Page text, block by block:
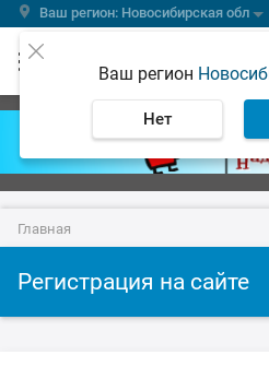
Ваш регион: Новосибирская обл
Ваш регион
Нет
Главная
Регистрация на сайте